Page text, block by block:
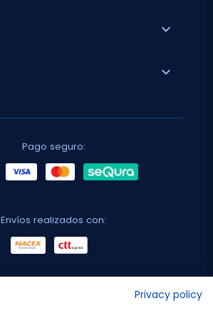
expand_more
expand_more
Pago seguro:
Envíos realizados con:
Privacy policy